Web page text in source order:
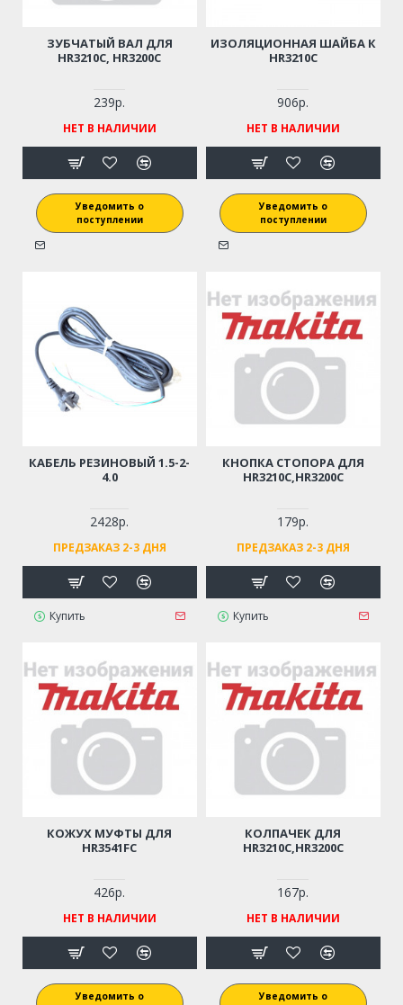
ЗУБЧАТЫЙ ВАЛ ДЛЯ
HR3210C, HR3200C
239р.
НЕТ В НАЛИЧИИ
Уведомить о
поступлении
ИЗОЛЯЦИОННАЯ ШАЙБА К
HR3210C
906р.
НЕТ В НАЛИЧИИ
Уведомить о
поступлении
КАБЕЛЬ РЕЗИНОВЫЙ 1.5-2-
4.0
2428р.
ПРЕДЗАКАЗ 2-3 ДНЯ
Купить
КНОПКА СТОПОРА ДЛЯ
HR3210C,HR3200C
179р.
ПРЕДЗАКАЗ 2-3 ДНЯ
Купить
КОЖУХ МУФТЫ ДЛЯ
HR3541FC
426р.
НЕТ В НАЛИЧИИ
Уведомить о
КОЛПАЧЕК ДЛЯ
HR3210C,HR3200C
167р.
НЕТ В НАЛИЧИИ
Уведомить о